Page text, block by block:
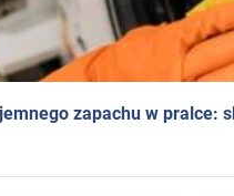
zapachu w pralce: